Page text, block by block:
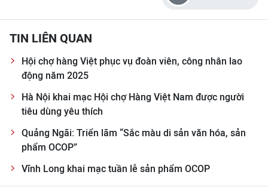
Chuyên trang TP. Hồ Chí Minh
CÁC CHUYÊN TRANG
VỀ BÁO NHÂN DÂN
THỜI NAY
NHÂN DÂN CUỐI TUẦN
TIN LIÊN QUAN
Hội chợ hàng Việt phục vụ đoàn viên, công nhân lao
động năm 2025
Hà Nội khai mạc Hội chợ Hàng Việt Nam được người
tiêu dùng yêu thích
Quảng Ngãi: Triển lãm “Sắc màu di sản văn hóa, sản
phẩm OCOP”
Vĩnh Long khai mạc tuần lễ sản phẩm OCOP